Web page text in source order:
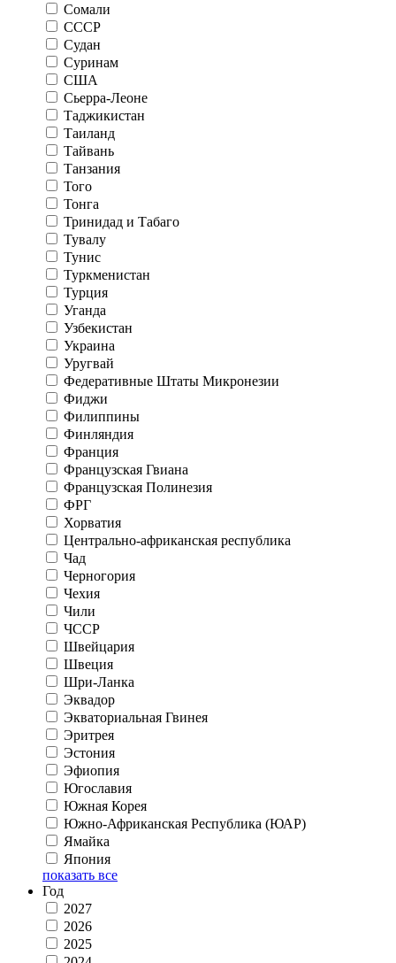
Сомали
СССР
Судан
Суринам
США
Сьерра-Леоне
Таджикистан
Таиланд
Тайвань
Танзания
Того
Тонга
Тринидад и Табаго
Тувалу
Тунис
Туркменистан
Турция
Уганда
Узбекистан
Украина
Уругвай
Федеративные Штаты Микронезии
Фиджи
Филиппины
Финляндия
Франция
Французская Гвиана
Французская Полинезия
ФРГ
Хорватия
Центрально-африканская республика
Чад
Черногория
Чехия
Чили
ЧССР
Швейцария
Швеция
Шри-Ланка
Эквадор
Экваториальная Гвинея
Эритрея
Эстония
Эфиопия
Югославия
Южная Корея
Южно-Африканская Республика (ЮАР)
Ямайка
Япония
показать все
Год
2027
2026
2025